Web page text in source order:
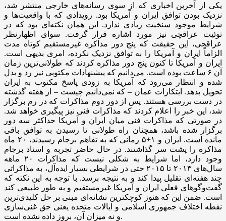
یکی از آخرین اخباری که از سوی رسانه‌های خارجی منتشر شد،
نزدیک بودن توافق ایران و آمریکا بود. رویدادی که با واقعیت‌ها و
شرایط موجود سنخیت زیادی ندارد. این همان نکته‌ای بود که در
توئیت عراقچی نیز مورد اشاره قرار گرفت. سوای اظهارنظر
عراقچی، این حقیقت که پنج دور مذاکره غیرمستقیم کوتاه مدت
الزاماً ایران و آمریکا را به توافق نزدیک نکرده، امری بدیهی است.
ایران و آمریکا تا کنون پنج دور مذاکره کردند که طولانی‌ترین زمان
آن ۶ ساعت بوده است. می‌دانیم که پیشنهادات مکتوبی نیز رد و بدل
شده و انتظار می‌رود که آمریکا به زودی پاسخ مکتوب به ایران
تحویل بدهد. ابتکارات عمان – که نمی‌دانیم چیست – از هفته گذشته
در دست بررسی هستند. پس از دور دوم مذاکرات که در رم برگزار
شد، این خبر را اعلام کردند که مذاکرات فنی نیز پیگیری خواهد شد.
در صورتی که مذاکرات فنی میان ایران و آمریکا حداکثر سه دور
برگزار شده باشد، همچنان راه طولانی تا رسیدن به توافق باقی
مانده است. ایران و ۱+۵ زمانی که به تفاهم برجام رسیدند، ۲۰ ماه
مذاکره را پشت سر گذاشتند. در حال حاضر تجربه و اسناد برجام
وجود دارد، اما شرایط به شکلی نیست که مذاکرات ۲۰ ماهه
سال‌های ۲۰۱۳ تا ۲۰۱۵ حتی در شرایطی بسیار ایده‌آل، به مذاکراتی
چند هفته‌ای تقلیل پیدا کند و به نتیجه برسد. با توجه به این نکته که
گفت‌و‌گو‌های فعلی ایران و آمریکا غیرمستقیم و به طور طبیعی کند
است. ضمن این که هنوز کوچکترین نشانه‌ای مبنی بر حل کلیدی‌ترین
نقطه اختلاف جمهوری اسلامی و ایالات متحده یعنی حق غنی‌سازی
و نه میزان آن، بروز داده نشده است.